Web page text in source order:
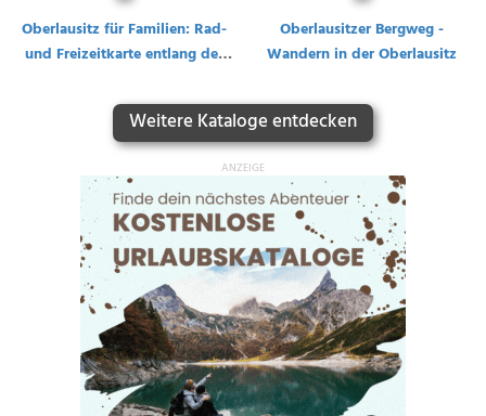
Oberlausitz für Familien: Rad-
und Freizeitkarte entlang der
Oberlausitzer Bergweg -
Wandern in der Oberlausitz
Weitere Kataloge entdecken